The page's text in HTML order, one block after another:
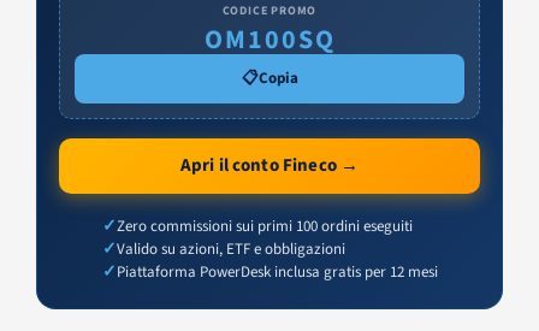
CODICE PROMO
OM100SQ
📋Copia
Apri il conto Fineco →
Zero commissioni sui primi 100 ordini eseguiti
Valido su azioni, ETF e obbligazioni
Piattaforma PowerDesk inclusa gratis per 12 mesi